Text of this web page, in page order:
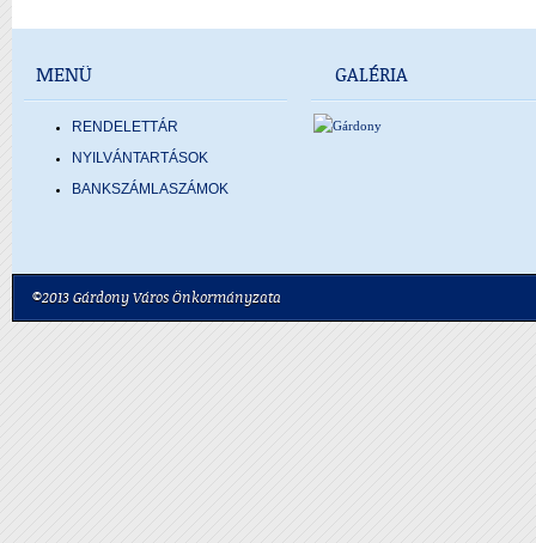
MENÜ
RENDELETTÁR
NYILVÁNTARTÁSOK
BANKSZÁMLASZÁMOK
GALÉRIA
©2013 Gárdony Város Önkormányzata